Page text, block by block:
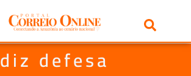
diz defesa